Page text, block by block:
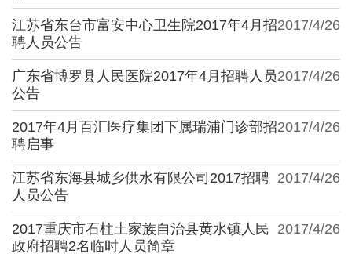
2017/4/26
江苏省东台市富安中心卫生院2017年4月招
聘人员公告
2017/4/26
广东省博罗县人民医院2017年4月招聘人员
公告
2017/4/26
2017年4月百汇医疗集团下属瑞浦门诊部招
聘启事
2017/4/26
江苏省东海县城乡供水有限公司2017招聘
人员公告
2017/4/26
2017重庆市石柱土家族自治县黄水镇人民
政府招聘2名临时人员简章